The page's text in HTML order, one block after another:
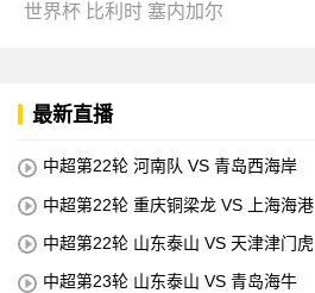
世界杯 比利时 塞内加尔
最新直播
中超第22轮 河南队 VS 青岛西海岸
中超第22轮 重庆铜梁龙 VS 上海海港
中超第22轮 山东泰山 VS 天津津门虎
中超第23轮 山东泰山 VS 青岛海牛